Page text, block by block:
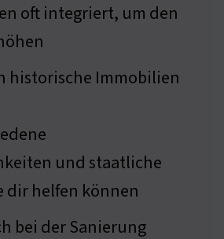
oft integriert, um den
historische Immobilien
und staatliche
dir helfen können
bei der Sanierung